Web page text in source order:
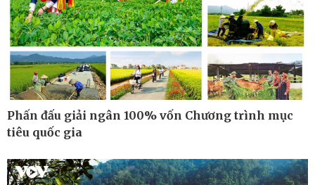
Việc làm
Biển đảo
Phấn đấu giải ngân 100% vốn Chương trình mục
tiêu quốc gia